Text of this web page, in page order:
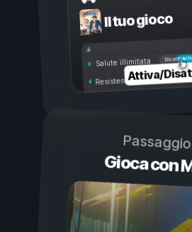
Il tuo gioco
Disattivo
Salute illimitata
Resistenza illimitata
Attiva/
Gioca con